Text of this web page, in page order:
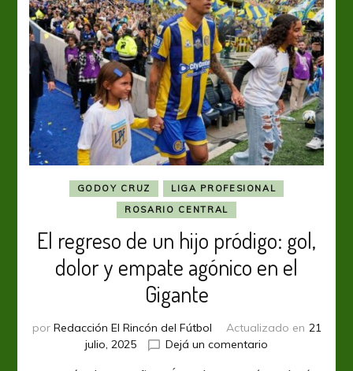
GODOY CRUZ
LIGA PROFESIONAL
ROSARIO CENTRAL
El regreso de un hijo pródigo: gol,
dolor y empate agónico en el
Gigante
por Redacción El Rincón del Fútbol Actualizado en 21
julio, 2025
Dejá un comentario